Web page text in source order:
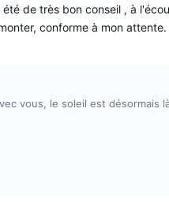
de très bon conseil , à
conforme à mon
vous, le soleil est désormais